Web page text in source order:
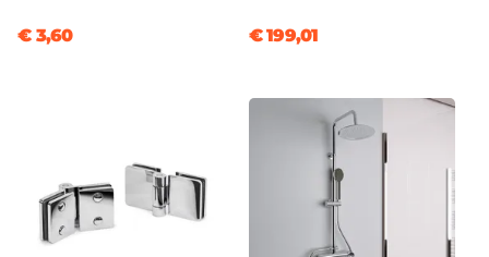
€ 3,60 € 199,01